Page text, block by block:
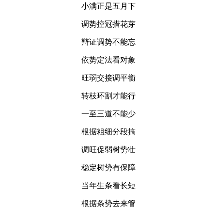
小满正是五月下
调势控冠措花芽
辩证调势不能忘
依势定法看对象
旺弱交接调平衡
转枝环割才能行
一至三道不能少
根据粗细分段搞
调旺促弱树势壮
稳定树势有保障
当年生条看长短
根据条势去来管